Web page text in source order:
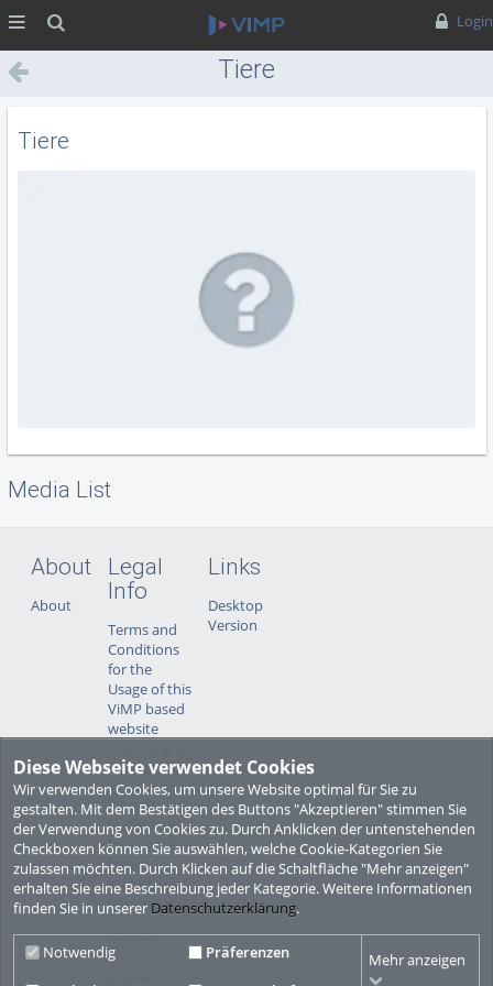
Login
Diese Webseite verwendet Cookies
Wir verwenden Cookies, um unsere Website optimal für Sie zu
gestalten. Mit dem Bestätigen des Buttons "Akzeptieren" stimmen Sie
der Verwendung von Cookies zu. Durch Anklicken der untenstehenden
Checkboxen können Sie auswählen, welche Cookie-Kategorien Sie
zulassen möchten. Durch Klicken auf die Schaltfläche "Mehr anzeigen"
erhalten Sie eine Beschreibung jeder Kategorie. Weitere Informationen
finden Sie in unserer Datenschutzerklärung.
Notwendig
Präferenzen
Mehr anzeigen
Tiere
Tiere
Media List
About
About
Legal
Info
Terms and
Conditions
for the
Usage of this
ViMP based
website
sub-pages)
Privacy
Statement
for this ViMP
based
Website incl.
Sub-pages
Imprint
Links
Desktop
Version